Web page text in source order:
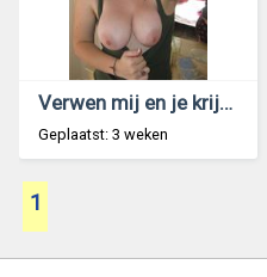
Verwen mij en je krijgt er veel voor terug
Geplaatst: 3 weken
1